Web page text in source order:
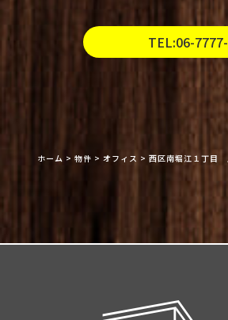
TEL:06-
ホーム > 物件 > オフィス > 西区南堀江１丁目